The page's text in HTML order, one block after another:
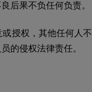
后果不负任何负责。
授权，其他任何人
的侵权法律责任。